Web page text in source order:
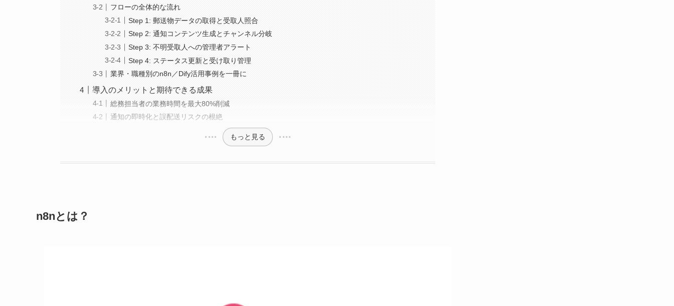
フローの全体的な流れ
Step 1: 郵送物データの取得と受取人照合
Step 2: 通知コンテンツ生成とチャンネル分岐
Step 3: 不明受取人への管理者アラート
Step 4: ステータス更新と受け取り管理
業界・職種別のn8n／Dify活用事例を一冊に
導入のメリットと期待できる成果
総務担当者の業務時間を最大80%削減
通知の即時化と誤配送リスクの根絶
もっと見る
n8nとは？